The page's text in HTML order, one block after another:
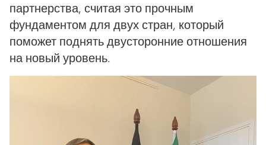
партнерства, считая это прочным
фундаментом для двух стран, который
поможет поднять двусторонние отношения
на новый уровень.